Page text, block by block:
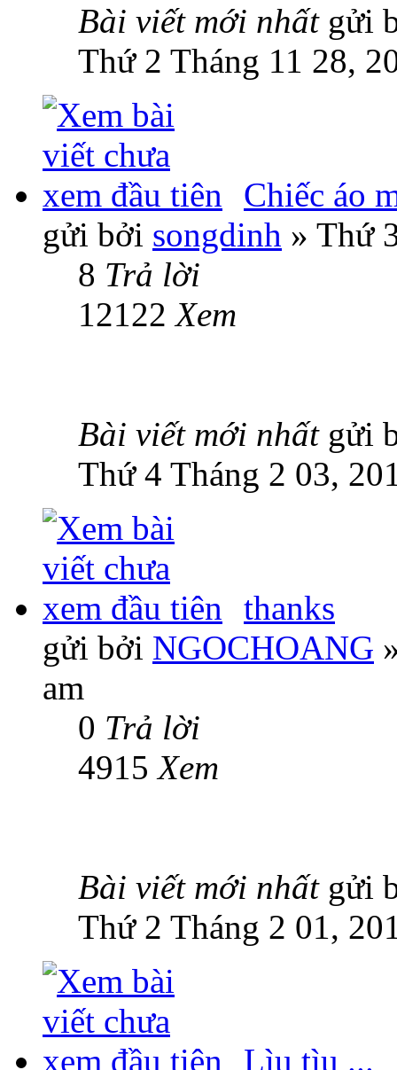
Bài viết mới nhất gửi
Thứ 2 Tháng 11 28,
Chiếc áo
gửi bởi songdinh » Thứ
8 Trả lời
12122Xem
Bài viết mới nhất gửi
Thứ 4 Tháng 2 03,
thanks
gửi bởi NGOCHOANG
am
0 Trả lời
4915Xem
Bài viết mới nhất gửi
Thứ 2 Tháng 2 01,
Lìu tìu ...